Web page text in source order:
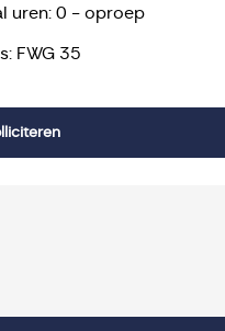
uren: 0 - oproep
FWG 35